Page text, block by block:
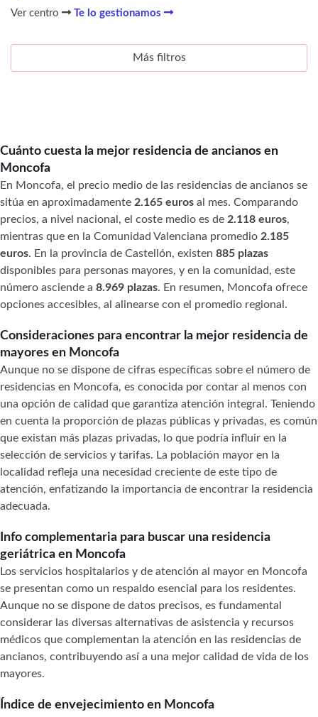
Ver centro Te lo gestionamos
Más filtros
Cuánto cuesta la mejor residencia de ancianos en
Moncofa
En Moncofa, el precio medio de las residencias de ancianos se
sitúa en aproximadamente 2.165 euros al mes. Comparando
precios, a nivel nacional, el coste medio es de 2.118 euros,
mientras que en la Comunidad Valenciana promedio 2.185
euros. En la provincia de Castellón, existen 885 plazas
disponibles para personas mayores, y en la comunidad, este
número asciende a 8.969 plazas. En resumen, Moncofa ofrece
opciones accesibles, al alinearse con el promedio regional.
Consideraciones para encontrar la mejor residencia de
mayores en Moncofa
Aunque no se dispone de cifras específicas sobre el número de
residencias en Moncofa, es conocida por contar al menos con
una opción de calidad que garantiza atención integral. Teniendo
en cuenta la proporción de plazas públicas y privadas, es común
que existan más plazas privadas, lo que podría influir en la
selección de servicios y tarifas. La población mayor en la
localidad refleja una necesidad creciente de este tipo de
atención, enfatizando la importancia de encontrar la residencia
adecuada.
Info complementaria para buscar una residencia
geriátrica en Moncofa
Los servicios hospitalarios y de atención al mayor en Moncofa
se presentan como un respaldo esencial para los residentes.
Aunque no se dispone de datos precisos, es fundamental
considerar las diversas alternativas de asistencia y recursos
médicos que complementan la atención en las residencias de
ancianos, contribuyendo así a una mejor calidad de vida de los
mayores.
Índice de envejecimiento en Moncofa